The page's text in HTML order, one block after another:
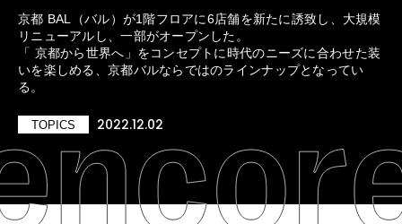
京都 BAL（バル）が1階フロアに6店舗を新たに誘致し、大規模
リニューアルし、一部がオープンした。
「 京都から世界へ」をコンセプトに時代のニーズに合わせた装
いを楽しめる、京都バルならではのラインナップとなってい
る。
TOPICS 2022.12.02